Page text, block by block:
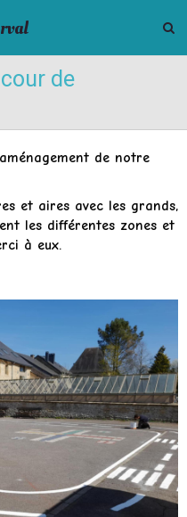
de
de notre
et aires avec les grands,
les différentes zones et
à eux.